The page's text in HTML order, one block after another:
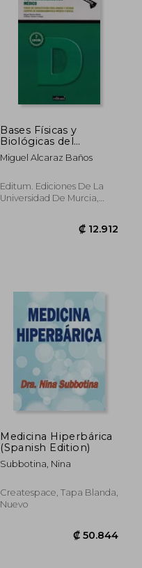
₡
Bases Físicas y
Biológicas del
Radiodiagnóstico
Médico: Curso de
Dirigir y Operar
Equipos de
Miguel Alcaraz Baños
Editum. Ediciones De La
Universidad De Murcia,
Medicina Hiperbárica
(Spanish Edition)
Subbotina, Nina
Createspace, Tapa Blanda,
Nuevo